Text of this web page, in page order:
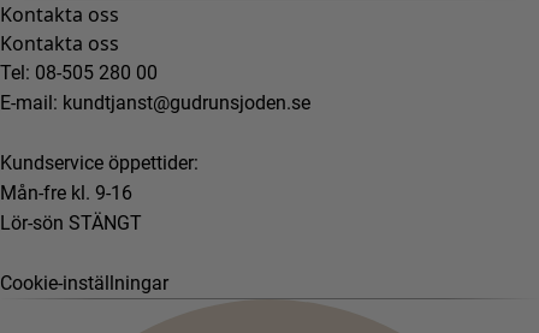
Kontakta oss
Kontakta oss
Tel: 08-505 280 00
E-mail: kundtjanst@gudrunsjoden.se
Kundservice öppettider:
Mån-fre kl. 9-16
Lör-sön STÄNGT
Cookie-inställningar